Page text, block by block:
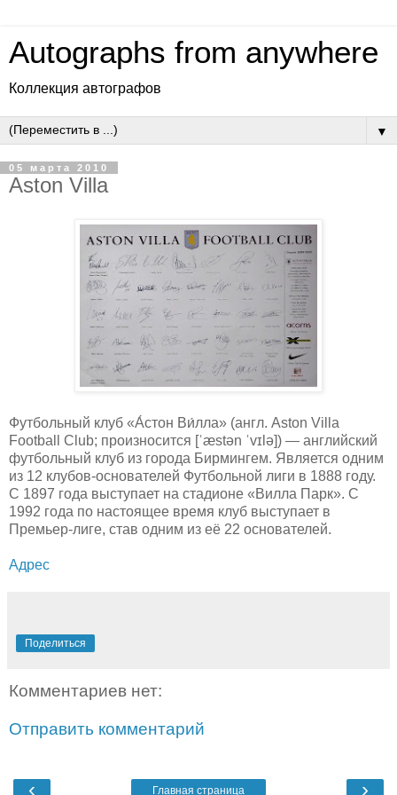
Autographs from anywhere
Коллекция автографов
▼
05 марта 2010
Aston Villa
Футбольный клуб «А́стон Ви́лла» (англ. Aston Villa
Football Club; произносится [ˈæstən ˈvɪlə]) — английский
футбольный клуб из города Бирмингем. Является одним
из 12 клубов-основателей Футбольной лиги в 1888 году.
С 1897 года выступает на стадионе «Вилла Парк». С
1992 года по настоящее время клуб выступает в
Премьер-лиге, став одним из её 22 основателей.
Адрес
Поделиться
Комментариев нет:
Отправить комментарий
‹ ›
Главная страница